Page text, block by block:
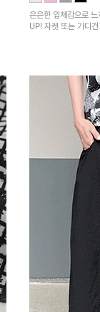
은은한 입체감으로
UP! 자켓 또는 가디